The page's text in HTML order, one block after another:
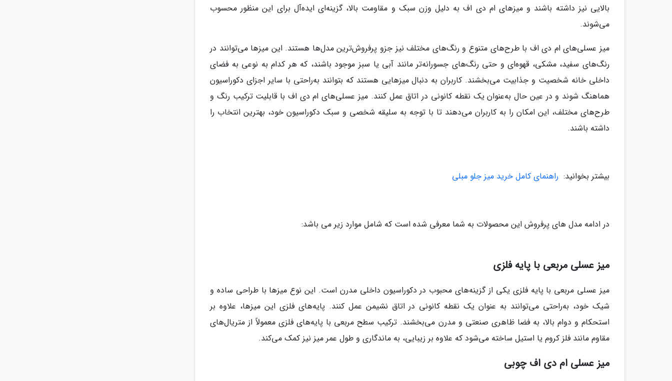
بالایی نیز داشته باشند و میزهای ام دی اف به دلیل وزن سبک و مقاومت بالا، گزینه‌ای ایده‌آل برای این منظور محسوب
می‌شوند.
میز عسلی‌های ام دی اف با طرح‌های متنوع و رنگ‌های مختلف نیز جزو پرفروش‌ترین مدل‌ها هستند. این میزها می‌توانند در
رنگ‌های سفید، مشکی، قهوه‌ای و حتی رنگ‌های جسورانه‌تر مانند آبی یا سبز موجود باشند، که هر کدام به نوعی به فضای
داخلی خانه شخصیت و جذابیت می‌بخشند. کاربران به دنبال میزهایی هستند که بتوانند به‌راحتی با سایر اجزای دکوراسیون
هماهنگ شوند و در عین حال به‌عنوان یک نقطه کانونی در اتاق عمل کنند. میز عسلی‌های ام دی اف با قابلیت ترکیب رنگ و
طرح‌های مختلف، این امکان را به کاربران می‌دهند تا با توجه به سلیقه شخصی و سبک دکوراسیون خود، بهترین انتخاب را
داشته باشند.
بیشتر بخوانید: راهنمای کامل خرید میز جلو مبلی
در ادامه مدل های پرفروش این محصولات به شما معرفی شده است که شامل موارد زیر می باشد:
میز عسلی مربعی با پایه فلزی
میز عسلی مربعی با پایه فلزی یکی از گزینه‌های محبوب در دکوراسیون داخلی مدرن است. این نوع میزها با طراحی ساده و
شیک خود، به‌راحتی می‌توانند به عنوان یک نقطه کانونی در اتاق نشیمن عمل کنند. پایه‌های فلزی این میزها، علاوه بر
استحکام و دوام بالا، به فضا ظاهری صنعتی و مدرن می‌بخشند. ترکیب سطح مربعی با پایه‌های فلزی معمولاً از متریال‌های
مقاوم مانند فلز کروم یا استیل ساخته می‌شود که علاوه بر زیبایی، به ماندگاری و طول عمر میز نیز کمک می‌کند.
میز عسلی ام دی اف چوبی